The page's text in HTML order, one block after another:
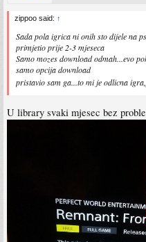
zippoo said: ↑
Sada pola igrica ni onih sto dijele na
primjetio prije 2-3 mjeseca
Samo mozes download odmah...evo
samo opcija download
pristavio sam ga...to mi je odlicna
U library svaki mjesec bez